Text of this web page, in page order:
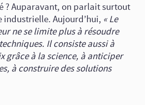
? Auparavant, on parlait surtout
industrielle. Aujourd’hui, « Le
ne se limite plus à résoudre
Il consiste aussi à
grâce à la science, à anticiper
à construire des solutions